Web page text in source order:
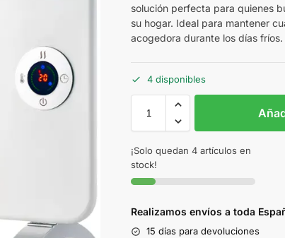
solución perfecta para quienes
su hogar. Ideal para mantener
acogedora durante los días fríos.
4 disponibles
¡Solo quedan 4 artículos en
stock!
Realizamos envíos a toda
15 días para devoluciones